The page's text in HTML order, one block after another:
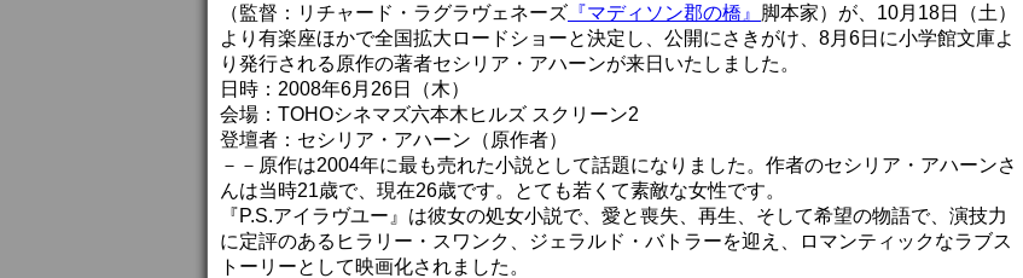
（監督：リチャード・ラグラヴェネーズ 『マディソン郡の橋』 脚本家）が、10月18日（土）
より有楽座ほかで全国拡大ロードショーと決定し、公開にさきがけ、8月6日に小学館文庫よ
り発行される原作の著者セシリア・アハーンが来日いたしました。
日時：2008年6月26日（木）
会場：TOHOシネマズ六本木ヒルズ スクリーン2
登壇者：セシリア・アハーン（原作者）
－－原作は2004年に最も売れた小説として話題になりました。作者のセシリア・アハーンさ
んは当時21歳で、現在26歳です。とても若くて素敵な女性です。
『P.S.アイラヴユー』は彼女の処女小説で、愛と喪失、再生、そして希望の物語で、演技力
に定評のあるヒラリー・スワンク、ジェラルド・バトラーを迎え、ロマンティックなラブス
トーリーとして映画化されました。